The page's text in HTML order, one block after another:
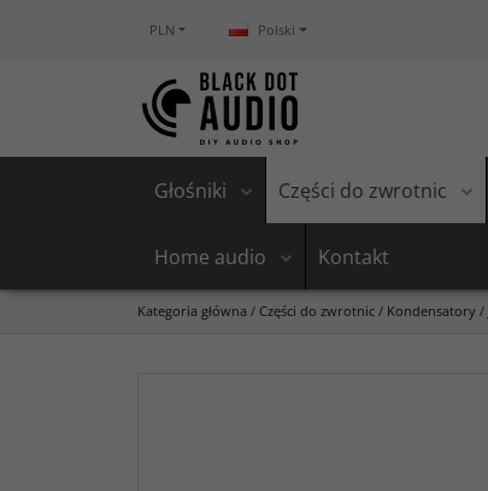
PLN Polski
Głośniki Części do zwrotnic
Home audio Kontakt
Kategoria główna / Części do zwrotnic / Kondensatory /